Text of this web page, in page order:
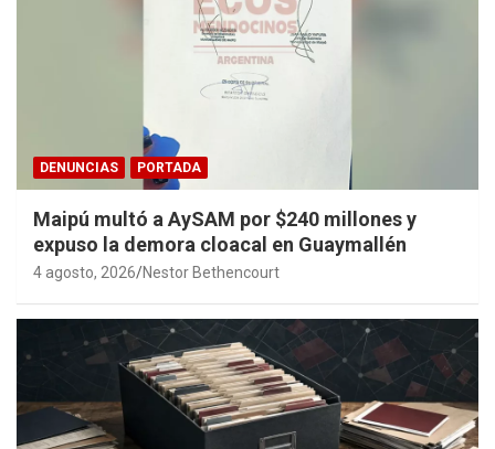
DENUNCIAS PORTADA
Maipú multó a AySAM por $240 millones y
expuso la demora cloacal en Guaymallén
4 agosto, 2026 Nestor Bethencourt